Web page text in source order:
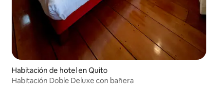
Habitación de hotel en Quito
Habitación Doble Deluxe con bañera